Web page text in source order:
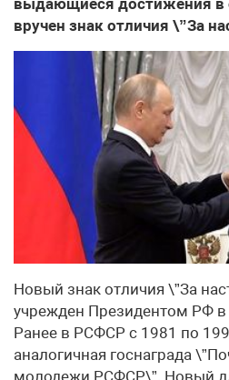
выдающиеся достижения в
вручен знак отличия \”За
Новый знак отличия \”За
учрежден Президентом РФ в
Ранее в РСФСР с 1981 по
аналогичная госнаграда